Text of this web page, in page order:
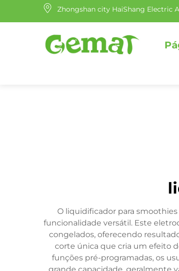
Zhongshan city HaiShang Electric
O liquidificador para
funcionalidade versátil. Este
congelados, oferecendo
corte única que cria um efeito
funções pré-programadas, os